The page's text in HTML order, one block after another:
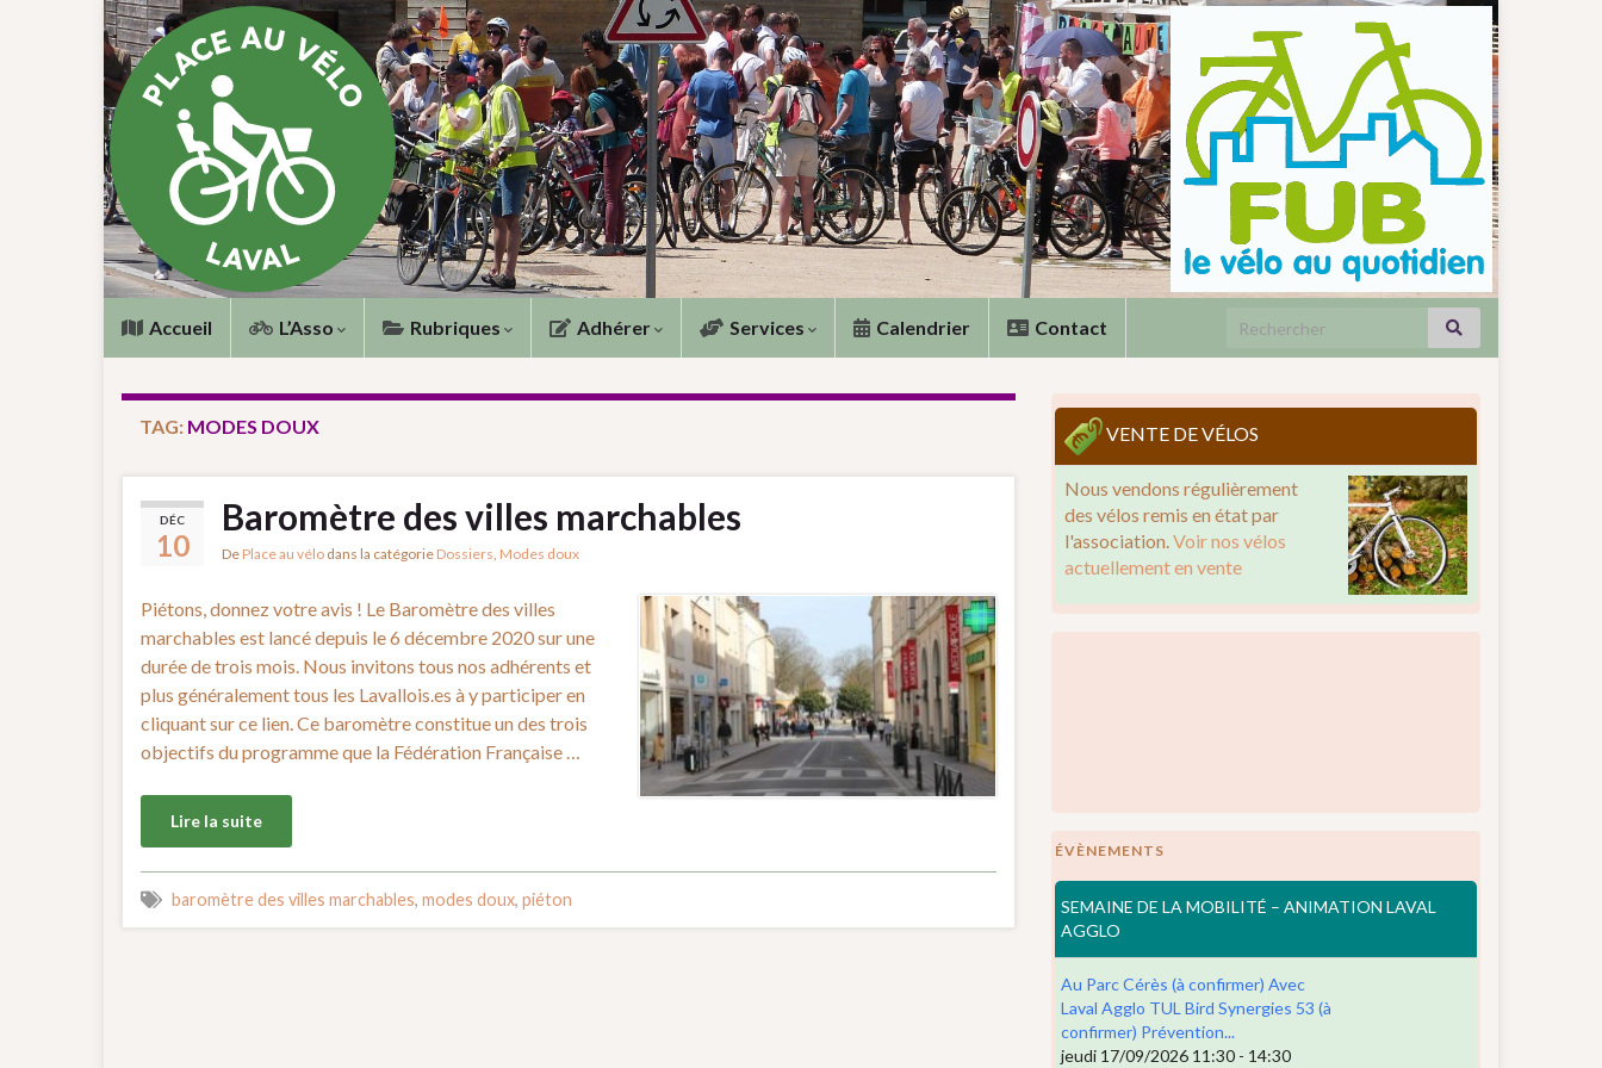
Accueil L’Asso Rubriques Adhérer Services Calendrier Contact Search for:
TAG: MODES DOUX
DÉC
10
Baromètre des villes marchables
De Place au vélo dans la catégorie Dossiers, Modes doux
Piétons, donnez votre avis ! Le Baromètre des villes
marchables est lancé depuis le 6 décembre 2020 sur une
durée de trois mois. Nous invitons tous nos adhérents et
plus généralement tous les Lavallois.es à y participer en
cliquant sur ce lien. Ce baromètre constitue un des trois
objectifs du programme que la Fédération Française …
Lire la suite
baromètre des villes marchables, modes doux, piéton
VENTE DE VÉLOS
Nous vendons régulièrement
des vélos remis en état par
l'association.Voir nos vélos
actuellement en vente
ÉVÈNEMENTS
SEMAINE DE LA MOBILITÉ – ANIMATION LAVAL
AGGLO
Au Parc Cérès (à confirmer) Avec
Laval Agglo TUL Bird Synergies 53 (à
confirmer) Prévention...
jeudi 17/09/2026 11:30 - 14:30